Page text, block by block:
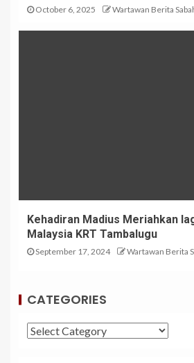
October 6, 2025 Wartawan Berita
Kehadiran Madius Meriahkan
Malaysia KRT Tambalugu
September 17, 2024 Wartawan Berita
CATEGORIES